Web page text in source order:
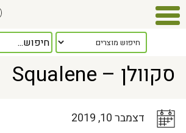
כלל המאמרים> סקוולן – Squalene
סקוולן – Squalene
דצמבר 10, 2019